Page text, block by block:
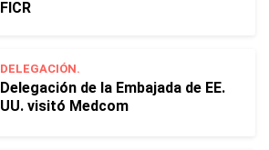
FICR
DELEGACIÓN.
Delegación de la Embajada de EE.
UU. visitó Medcom